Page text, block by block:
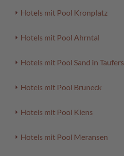
Hotels mit Pool Kronplatz
Hotels mit Pool Ahrntal
Hotels mit Pool Sand in Taufers
Hotels mit Pool Bruneck
Hotels mit Pool Kiens
Hotels mit Pool Meransen